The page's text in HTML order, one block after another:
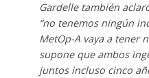
Gardelle también
“no tenemos ningún
MetOp-A vaya a tener
supone que ambos
juntos incluso cinco